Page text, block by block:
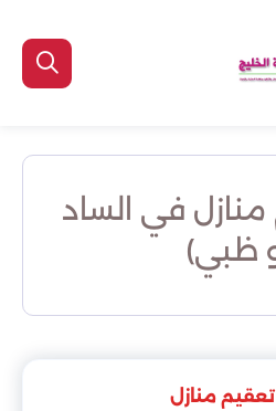
في الساد
ظبي)
منازل